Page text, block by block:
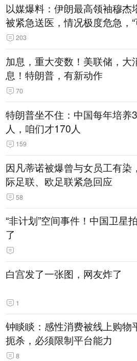
以媒爆料：伊朗最高领袖穆杰
被紧急送医，情况极度危急，
随时会死去”
203
加息，重大变数！美联储，大
息！特朗普，有新动作
70
特朗普坐不住：中国每年培养
人，咱们才170人
159
因凡蒂诺被爆曾与女员工有染
际足联、欧足联紧急回应
58
“非计划”空间事件！中国卫星
了
白宫发了一张图，网友炸了
1
钟睒睒：感性消费被线上购物
扼杀，必须限制平台能力
8